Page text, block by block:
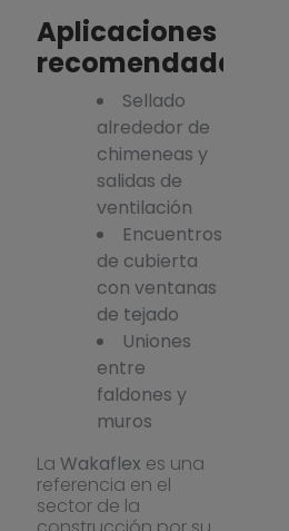
Aplicaciones
recomendadas
Sellado
alrededor de
chimeneas y
salidas de
ventilación
Encuentros
de cubierta
con ventanas
de tejado
Uniones
entre
faldones y
muros
La Wakaflex es una
referencia en el
sector de la